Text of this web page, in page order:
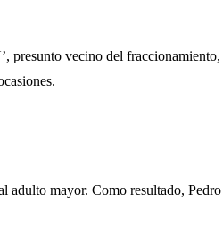
presunto vecino del
mayor. Como resultado,